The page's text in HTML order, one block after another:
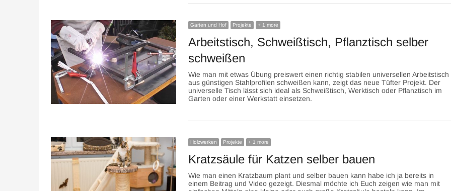
Garten und Hof Projekte + 1 more
Arbeitstisch, Schweißtisch, Pflanztisch selber
schweißen
Wie man mit etwas Übung preiswert einen richtig stabilen universellen Arbeitstisch
aus günstigen Stahlprofilen schweißen kann, zeigt das neue Tüfter Projekt. Der
universelle Tisch lässt sich ideal als Schweißtisch, Werktisch oder Pflanztisch im
Garten oder einer Werkstatt einsetzen.
Holzwerken Projekte + 1 more
Kratzsäule für Katzen selber bauen
Wie man einen Kratzbaum plant und selber bauen kann habe ich ja bereits in
einem Beitrag und Video gezeigt. Diesmal möchte ich Euch zeigen wie man mit